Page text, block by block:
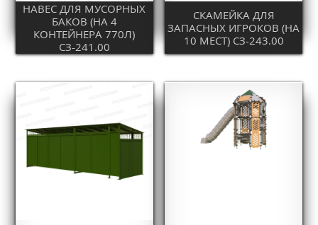
НАВЕС ДЛЯ МУСОРНЫХ
БАКОВ (НА 4
КОНТЕЙНЕРА 770Л)
СЗ-241.00
СКАМЕЙКА ДЛЯ
ЗАПАСНЫХ ИГРОКОВ (НА
10 МЕСТ) СЗ-243.00